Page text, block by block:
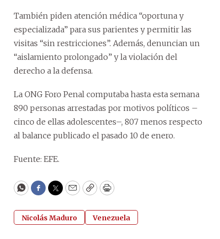
También piden atención médica “oportuna y
especializada” para sus parientes y permitir las
visitas “sin restricciones”. Además, denuncian un
“aislamiento prolongado” y la violación del
derecho a la defensa.
La ONG Foro Penal computaba hasta esta semana
890 personas arrestadas por motivos políticos –
cinco de ellas adolescentes–, 807 menos respecto
al balance publicado el pasado 10 de enero.
Fuente: EFE.
WhatsApp
Facebook
Twitter
EmailCopyPrint
Nicolás Maduro Venezuela